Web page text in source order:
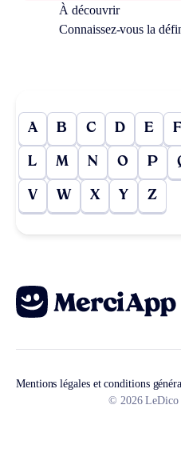
À découvrir
Connaissez-vous la
A B C D E F
L M N O P
V W X Y Z
Mentions légales et conditions
© 2026 LeDico